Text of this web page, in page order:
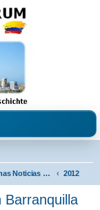
und Venezuela.
Las Últimas Noticias en Español 2012
Barranquilla